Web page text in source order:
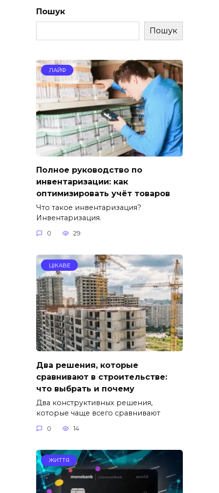
Пошук
Пошук
ЛАЙФ
Полное руководство по
инвентаризации: как
оптимизировать учёт товаров
Что такое инвентаризация?
Инвентаризация.
0 29
ЦІКАВЕ
Два решения, которые
сравнивают в строительстве:
что выбрать и почему
Два конструктивных решения,
которые чаще всего сравнивают
0 14
ЖИТТЯ